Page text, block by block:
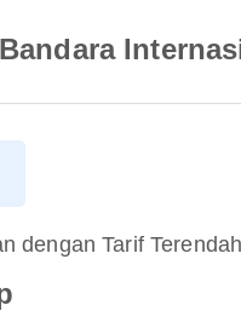
dengan Tarif Terendah